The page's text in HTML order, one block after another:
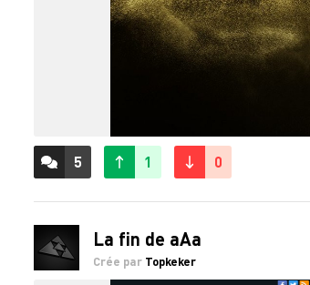
ACCÉDER AUX
5
COMMENTAIRES
1 0
La fin de aAa
Crée par Topkeker